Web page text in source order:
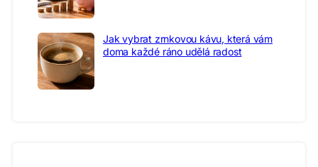
Jak vybrat zrnkovou kávu, která vám
doma každé ráno udělá radost